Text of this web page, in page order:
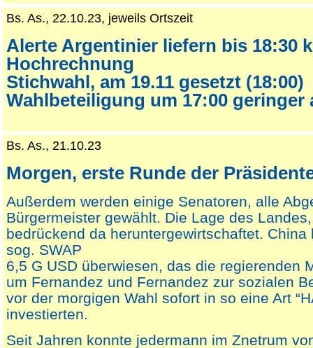
Bs. As., 22.10.23, jeweils Ortszeit
Alerte Argentinier liefern bis 18:30
Hochrechnung
Stichwahl, am 19.11 gesetzt (18:00)
Wahlbeteiligung um 17:00 geringer
Bs. As., 21.10.23
Morgen, erste Runde der
Außerdem werden einige Senatoren, alle
Bürgermeister gewählt. Die Lage des
bedrückend da heruntergewirtschaftet. China
sog. SWAP
6,5 G USD überwiesen, das die regierenden
um Fernandez und Fernandez zur sozialen
vor der morgigen Wahl sofort in so eine Art
investierten.
Seit Jahren konnte jedermann im Znetrum